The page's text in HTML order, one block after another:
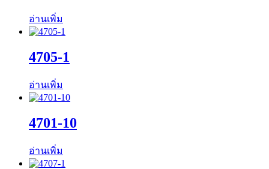
อ่านเพิ่ม
4705-1
อ่านเพิ่ม
4701-10
อ่านเพิ่ม